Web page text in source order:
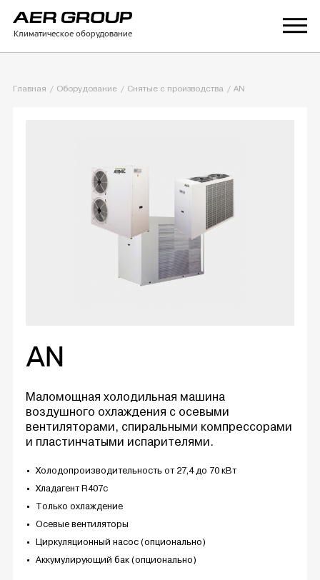
Климатическое оборудование
Главная Оборудование Снятые с производства AN
AN
Маломощная холодильная машина
воздушного охлаждения с осевыми
вентиляторами, спиральными компрессорами
и пластинчатыми испарителями.
Холодопроизводительность от 27,4 до 70 кВт
Хладагент R407c
Только охлаждение
Осевые вентиляторы
Циркуляционный насос (опционально)
Аккумулирующий бак (опционально)